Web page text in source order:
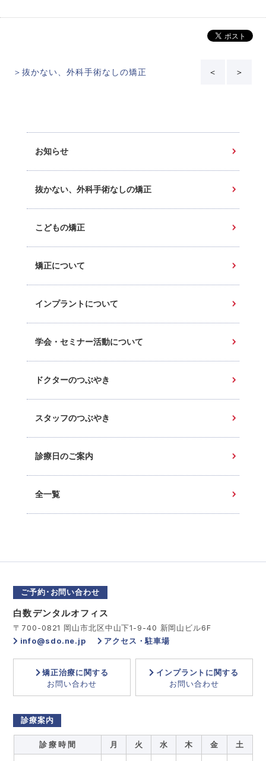
＞抜かない、外科手術なしの矯正 ＜ ＞
お知らせ
抜かない、外科手術なしの矯正
こどもの矯正
矯正について
インプラントについて
学会・セミナー活動について
ドクターのつぶやき
スタッフのつぶやき
診療日のご案内
全一覧
ご予約･お問い合わせ
白数デンタルオフィス
〒700-0821 岡山市北区中山下1-9-40 新岡山ビル6F
info@sdo.ne.jp
アクセス・駐車場
矯正治療に関する
お問い合わせ
インプラントに関する
お問い合わせ
診療案内
診 療 時 間 月 火 水 木 金
土